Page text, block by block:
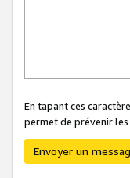
En tapant ces
permet de prévenir
Envoyer un